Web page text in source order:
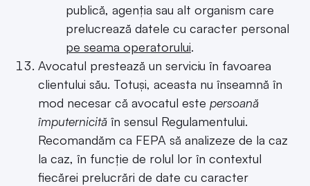
publică, agenția sau alt organism care
prelucrează datele cu caracter personal
pe seama operatorului.
Avocatul prestează un serviciu în favoarea
clientului său. Totuși, aceasta nu înseamnă în
mod necesar că avocatul este persoană
împuternicită în sensul Regulamentului.
Recomandăm ca FEPA să analizeze de la caz
la caz, în funcție de rolul lor în contextul
fiecărei prelucrări de date cu caracter